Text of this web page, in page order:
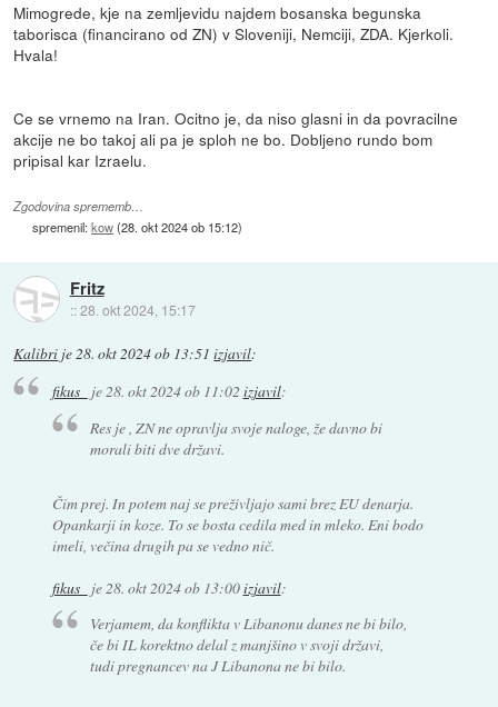
Mimogrede, kje na zemljevidu najdem bosanska begunska
taborisca (financirano od ZN) v Sloveniji, Nemciji, ZDA. Kjerkoli.
Hvala!
Ce se vrnemo na Iran. Ocitno je, da niso glasni in da povracilne
akcije ne bo takoj ali pa je sploh ne bo. Dobljeno rundo bom
pripisal kar Izraelu.
Zgodovina sprememb…
spremenil:kow(28. okt 2024 ob 15:12)
Fritz
::28. okt 2024, 15:17
Kalibri je28. okt 2024 ob 13:51 izjavil:
fikus_ je28. okt 2024 ob 11:02 izjavil:
Res je , ZN ne opravlja svoje naloge, že davno bi
morali biti dve državi.
Čim prej. In potem naj se preživljajo sami brez EU denarja.
Opankarji in koze. To se bosta cedila med in mleko. Eni bodo
imeli, večina drugih pa se vedno nič.
fikus_ je 28. okt 2024 ob 13:00izjavil:
Verjamem, da konflikta v Libanonu danes ne bi bilo,
če bi IL korektno delal z manjšino v svoji državi,
tudi pregnancev na J Libanona ne bi bilo.